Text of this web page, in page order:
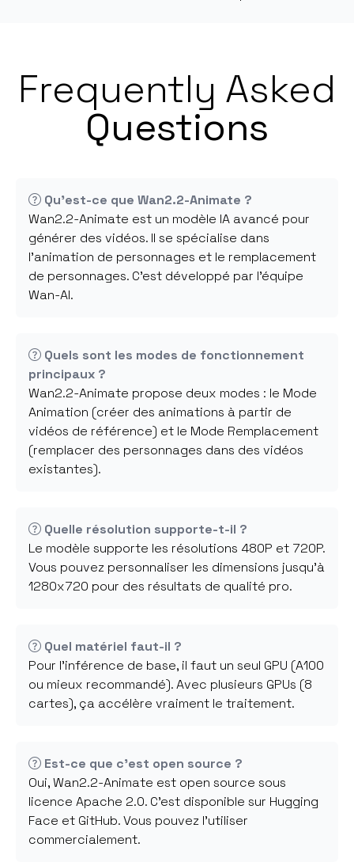
Frequently Asked
Questions
Qu'est-ce que Wan2.2-Animate ?
Wan2.2-Animate est un modèle IA avancé pour
générer des vidéos. Il se spécialise dans
l'animation de personnages et le remplacement
de personnages. C'est développé par l'équipe
Wan-AI.
Quels sont les modes de fonctionnement
principaux ?
Wan2.2-Animate propose deux modes : le Mode
Animation (créer des animations à partir de
vidéos de référence) et le Mode Remplacement
(remplacer des personnages dans des vidéos
existantes).
Quelle résolution supporte-t-il ?
Le modèle supporte les résolutions 480P et 720P.
Vous pouvez personnaliser les dimensions jusqu'à
1280x720 pour des résultats de qualité pro.
Quel matériel faut-il ?
Pour l'inférence de base, il faut un seul GPU (A100
ou mieux recommandé). Avec plusieurs GPUs (8
cartes), ça accélère vraiment le traitement.
Est-ce que c'est open source ?
Oui, Wan2.2-Animate est open source sous
licence Apache 2.0. C'est disponible sur Hugging
Face et GitHub. Vous pouvez l'utiliser
commercialement.